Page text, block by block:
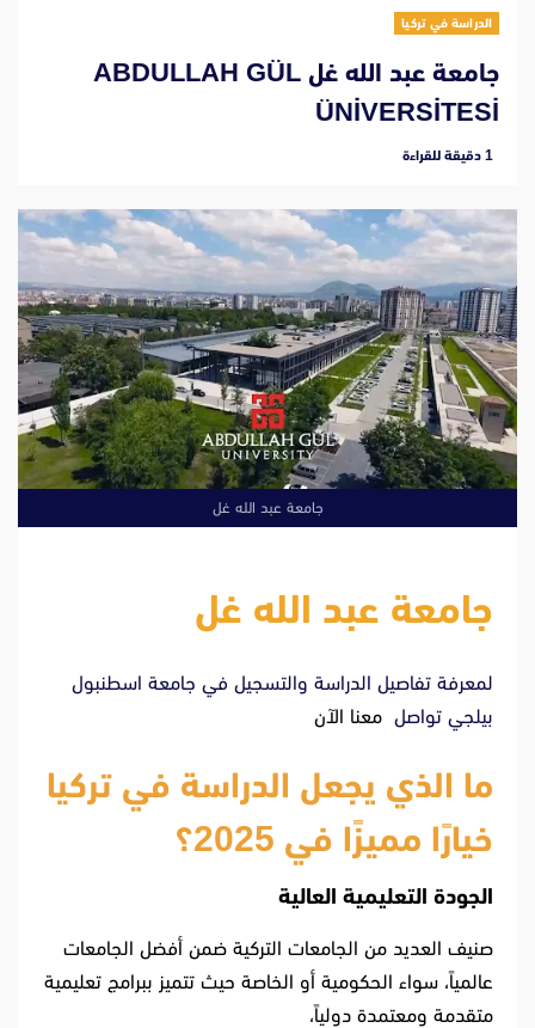
الدراسة في تركيا
جامعة عبد الله غل ABDULLAH GÜL
ÜNİVERSİTESİ
‫1 دقيقة للقراءة
جامعة عبد الله غل
جامعة عبد الله غل
لمعرفة تفاصيل الدراسة والتسجيل في جامعة اسطنبول
بيلجي تواصل معنا الآن
ما الذي يجعل الدراسة في تركيا
خيارًا مميزًا في 2025؟
الجودة التعليمية العالية
صنيف العديد من الجامعات التركية ضمن أفضل الجامعات
عالمياً، سواء الحكومية أو الخاصة حيث تتميز ببرامج تعليمية
متقدمة ومعتمدة دولياً،